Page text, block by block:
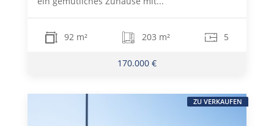
92 m² 203 m² 5
170.000 €
ZU VERKAUFEN